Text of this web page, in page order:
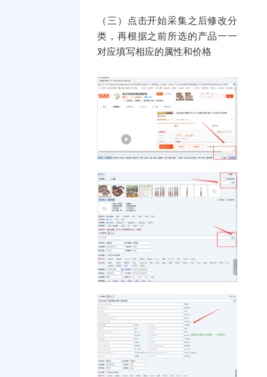
（三）点击开始采集之后修改分
类，再根据之前所选的产品一一
对应填写相应的属性和价格